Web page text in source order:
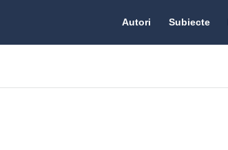
Citate.ro
Autori Subiecte